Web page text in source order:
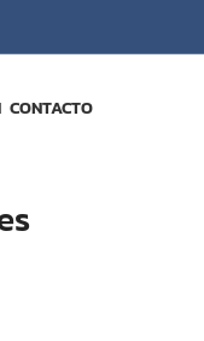
CONTACTO